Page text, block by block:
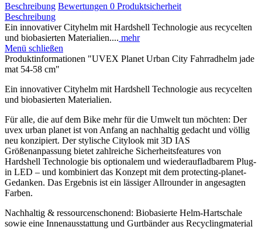
Beschreibung Bewertungen 0 Produktsicherheit
Beschreibung
Ein innovativer Cityhelm mit Hardshell Technologie aus recycelten
und biobasierten Materialien.... mehr
Menü schließen
Produktinformationen "UVEX Planet Urban City Fahrradhelm jade
mat 54-58 cm"
Ein innovativer Cityhelm mit Hardshell Technologie aus recycelten
und biobasierten Materialien.
Für alle, die auf dem Bike mehr für die Umwelt tun möchten: Der
uvex urban planet ist von Anfang an nachhaltig gedacht und völlig
neu konzipiert. Der stylische Citylook mit 3D IAS
Größenanpassung bietet zahlreiche Sicherheitsfeatures von
Hardshell Technologie bis optionalem und wiederaufladbarem Plug-
in LED – und kombiniert das Konzept mit dem protecting-planet-
Gedanken. Das Ergebnis ist ein lässiger Allrounder in angesagten
Farben.
Nachhaltig & ressourcenschonend: Biobasierte Helm-Hartschale
sowie eine Innenausstattung und Gurtbänder aus Recyclingmaterial